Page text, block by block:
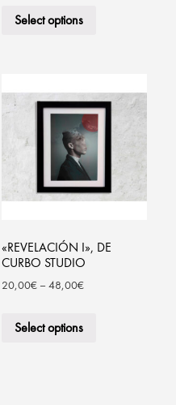
Select options
«REVELACIÓN I», DE
CURBO STUDIO
20,00€–48,00€
Select options